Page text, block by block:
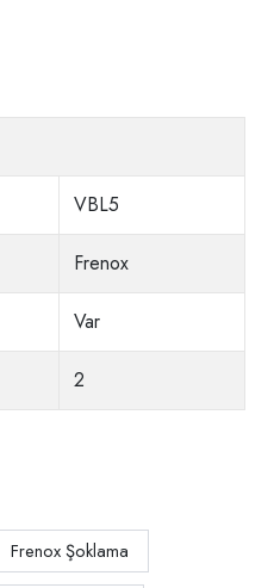
VBL5
Frenox
Var
2
Frenox Şoklama